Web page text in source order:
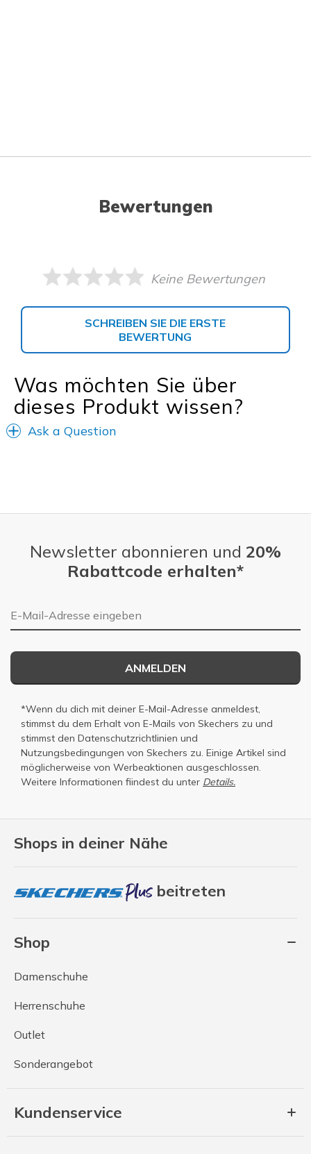
Bewertungen
Keine Bewertungen
SCHREIBEN SIE DIE ERSTE
BEWERTUNG
Was möchten Sie über
dieses Produkt wissen?
Ask a Question
Shops in deiner Nähe
beitreten
Shop
Damenschuhe
Herrenschuhe
Outlet
Sonderangebot
Kundenservice
Newsletter abonnieren und 20%
Rabattcode erhalten*
E-Mail-Adresse
ANMELDEN
*Wenn du dich mit deiner E-Mail-Adresse anmeldest,
stimmst du dem Erhalt von E-Mails von Skechers zu und
stimmst den Datenschutzrichtlinien und
Nutzungsbedingungen von Skechers zu. Einige Artikel sind
möglicherweise von Werbeaktionen ausgeschlossen.
Weitere Informationen fiindest du unter Details.